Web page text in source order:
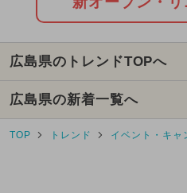
GW(ゴールデンウィー
2026年7月のイベント
2025年9月のイベント
広島県のトレンドTOPへ
広島県の新着一覧へ
TOP トレンド イベント・キャ